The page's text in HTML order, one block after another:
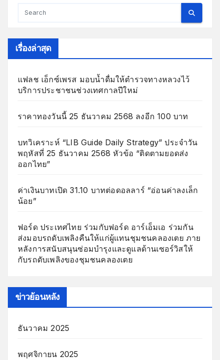
เรื่องล่าสุด
แฟลช เอ็กซ์เพรส มอบน้ำดื่มให้ตำรวจทางหลวงไว้
บริการประชาชนช่วงเทศกาลปีใหม่
ราคาทองวันนี้ 25 ธันวาคม 2568 ลงอีก 100 บาท
บทวิเคราะห์ “LIB Guide Daily Strategy” ประจำวัน
พฤหัสที่ 25 ธันวาคม 2568 หัวข้อ “ติดตามยอดส่ง
ออกไทย”
ค่าเงินบาทเปิด 31.10 บาทต่อดอลลาร์ “อ่อนค่าลงเล็ก
น้อย”
ฟอร์ด ประเทศไทย ร่วมกับฟอร์ด อาร์เอ็มเอ ร่วมกัน
ส่งมอบรถดับเพลิงคืนให้แก่ผู้แทนชุมชนคลองเตย ภาย
หลังการสนับสนุนซ่อมบำรุงและดูแลด้านเซอร์วิสให้
กับรถดับเพลิงของชุมชนคลองเตย
ข่าวย้อนหลัง
ธันวาคม 2025
พฤศจิกายน 2025